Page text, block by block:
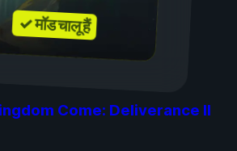
✓ मॉड चालू हैं
Come: Deliverance II